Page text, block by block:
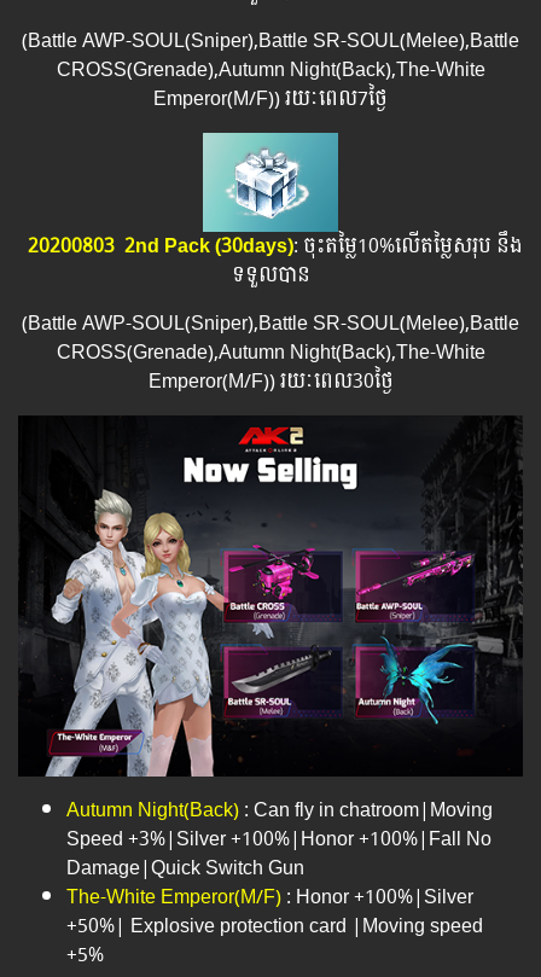
(Battle AWP-SOUL(Sniper),Battle SR-SOUL(Melee),Battle
CROSS(Grenade),Autumn Night(Back),The-White
Emperor(M/F)) រយៈពេល​​7ថ្ងៃ
20200803 ​ 2nd Pack (30days): ចុះតម្លៃ10%លើតម្លៃសរុប នឹង
ទទួលបាន
(Battle AWP-SOUL(Sniper),Battle SR-SOUL(Melee),Battle
CROSS(Grenade),Autumn Night(Back),The-White
Emperor(M/F)) រយៈពេល​​30ថ្ងៃ
Autumn Night(Back): Can fly in chatroom|Moving
Speed +3%|Silver +100%|Honor +100%|Fall No
Damage|Quick Switch Gun
The-White Emperor(M/F): Honor +100%|Silver
+50%| Explosive protection card |Moving speed
+5%